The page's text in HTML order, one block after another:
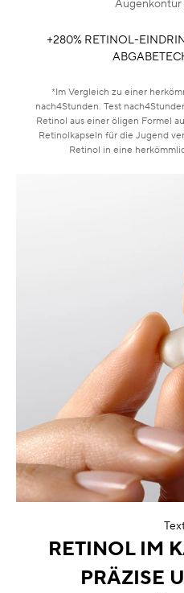
Augenkontur
+280% RETINOL-
*Im Vergleich zu einer
nach4Stunden. Test
Retinol aus einer öligen Formel
Retinolkapseln für die Jugend
Retinol in eine
RETINOL IM
PRÄZISE